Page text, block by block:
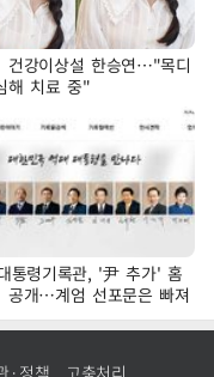
건강이상설 한승연…"목디
해 치료 중"
통령기록관, '尹 추가' 홈
공개…계엄 선포문은 빠져
·정책 고충처리